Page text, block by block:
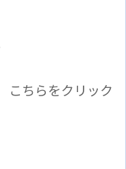
ちらをクリック